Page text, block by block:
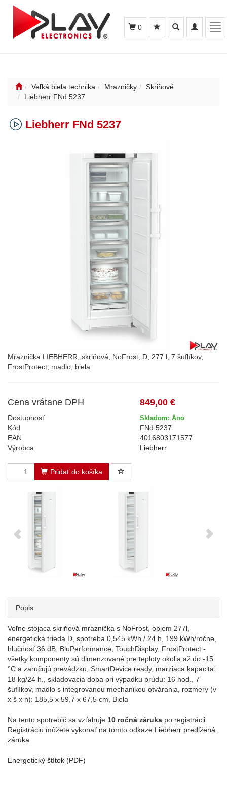
Toggle
navigation
Toggle
search
0
Veľká biela technika Mrazničky
Skriňové
Liebherr FNd 5237
Liebherr FNd 5237
Mraznička LIEBHERR, skriňová, NoFrost, D, 277 l, 7 šuflíkov,
FrostProtect, madlo, biela
Cena vrátane DPH 849,00 €
Dostupnosť Skladom: Áno
Kód
FNd 5237
EAN
4016803171577
Výrobca
Liebherr
Pridať do košíka
Popis
Voľne stojaca skriňová mraznička s NoFrost, objem 277l,
energetická trieda D, spotreba 0,545 kWh / 24 h, 199 kWh/ročne,
hlučnosť 36 dB, BluPerformance, TouchDisplay, FrostProtect -
všetky komponenty sú dimenzované pre teploty okolia až do -15
°C a zaručujú prevádzku, SmartDevice ready, marziaca kapacita:
18 kg/24 h., skladovacia doba pri výpadku prúdu: 16 hod., 7
šuflíkov, madlo s integrovanou mechanikou otvárania, rozmery (v
x š x h): 185,5 x 59,7 x 67,5 cm, Biela
Na tento spotrebič sa vzťahuje 10 ročná záruka po registrácii.
Registráciu môžete vykonať na tomto odkaze Liebherr predĺžená
záruka
Energetický štítok (PDF)